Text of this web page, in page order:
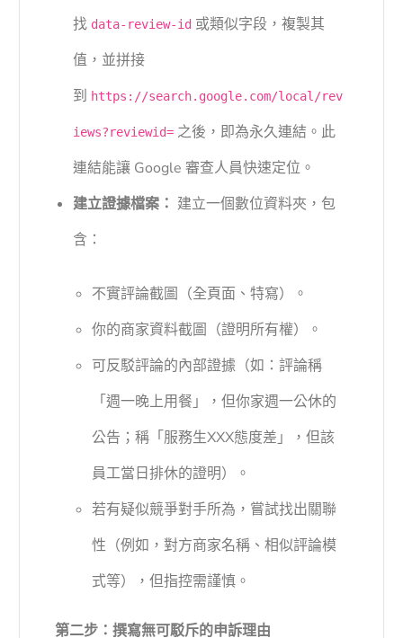
找 data-review-id 或類似字段，複製其
值，並拼接
到 https://search.google.com/local/rev
iews?reviewid= 之後，即為永久連結。此
連結能讓 Google 審查人員快速定位。
建立證據檔案： 建立一個數位資料夾，包
含：
不實評論截圖（全頁面、特寫）。
你的商家資料截圖（證明所有權）。
可反駁評論的內部證據（如：評論稱
「週一晚上用餐」，但你家週一公休的
公告；稱「服務生XXX態度差」，但該
員工當日排休的證明）。
若有疑似競爭對手所為，嘗試找出關聯
性（例如，對方商家名稱、相似評論模
式等），但指控需謹慎。
第二步：撰寫無可駁斥的申訴理由